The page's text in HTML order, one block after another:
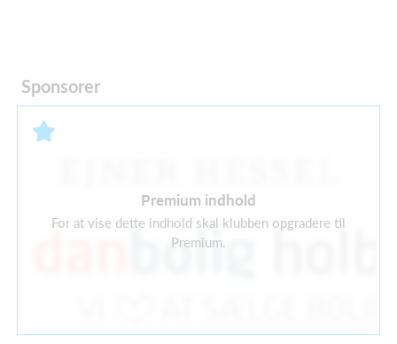
Sponsorer
Premium indhold
For at vise dette indhold skal klubben opgradere til
Premium.